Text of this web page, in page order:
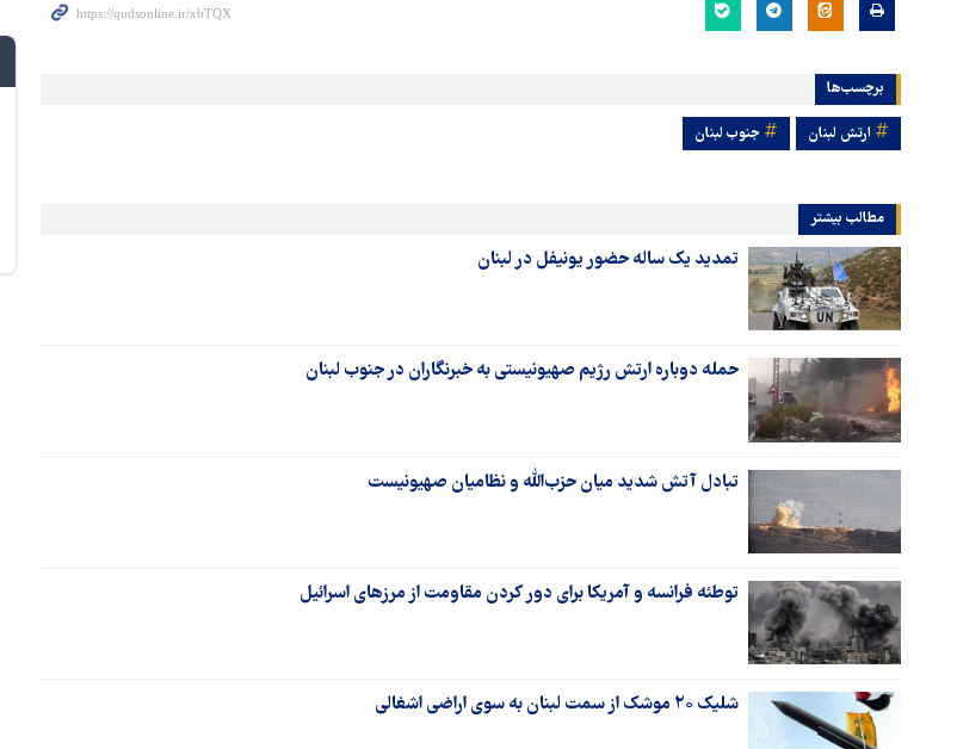
برچسب‌ها
ارتش لبنان جنوب لبنان
مطالب بیشتر
تمدید یک ساله حضور یونیفل در لبنان
حمله دوباره ارتش رژیم صهیونیستی به خبرنگاران در جنوب لبنان
تبادل آتش شدید میان حزب‌الله و نظامیان صهیونیست
توطئه فرانسه و آمریکا برای دور کردن مقاومت از مرزهای اسرائیل
شلیک ۲۰ موشک از سمت لبنان به سوی اراضی اشغالی